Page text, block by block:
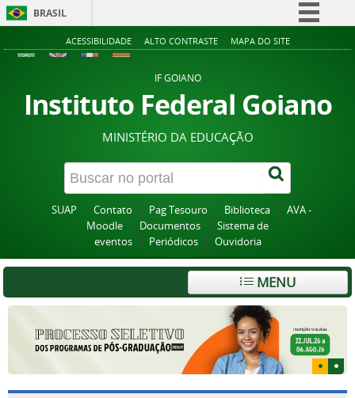
BRASIL
Simplifique!
Acesso à informação
Legislação
Canais
ACESSIBILIDADE ALTO CONTRASTE MAPA DO SITE
IF GOIANO
Instituto Federal Goiano
MINISTÉRIO DA EDUCAÇÃO
SUAP Contato Pag Tesouro Biblioteca
AVA -
Moodle
Documentos
Sistema de
eventos
Periódicos Ouvidoria
MENU